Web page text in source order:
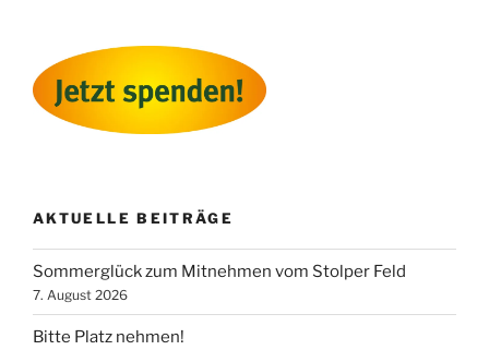
AKTUELLE BEITRÄGE
Sommerglück zum Mitnehmen vom Stolper Feld
7. August 2026
Bitte Platz nehmen!